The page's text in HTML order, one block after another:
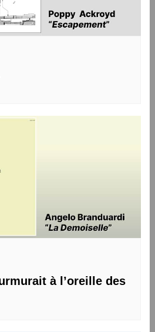
à l’oreille des